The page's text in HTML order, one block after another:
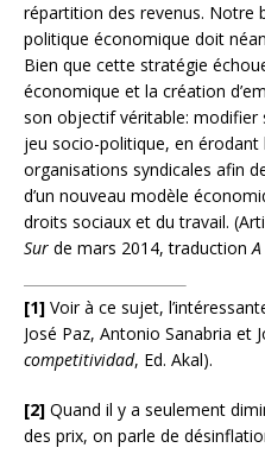
répartition des revenus. Notre
politique économique doit
Bien que cette stratégie
économique et la création
son objectif véritable: modifier
jeu socio-politique, en érodant
organisations syndicales afin
d’un nouveau modèle
droits sociaux et du travail.
Sur de mars 2014, traduction
[1] Voir à ce sujet,
José Paz, Antonio Sanabria et
competitividad, Ed. Akal).
[2] Quand il y a seulement
des prix, on parle de